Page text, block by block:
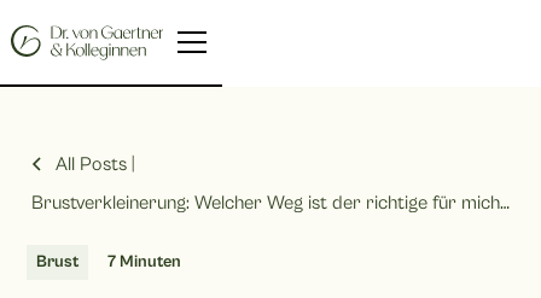
All Posts |
Brustverkleinerung: Welcher Weg ist der richtige für mich?
Brust 7 Minuten